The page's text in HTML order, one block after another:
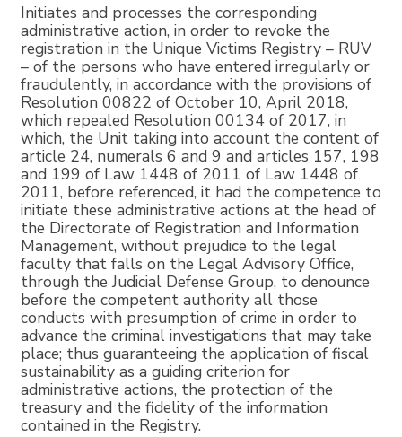
Initiates and processes the corresponding
administrative action, in order to revoke the
registration in the Unique Victims Registry – RUV
– of the persons who have entered irregularly or
fraudulently, in accordance with the provisions of
Resolution 00822 of October 10, April 2018,
which repealed Resolution 00134 of 2017, in
which, the Unit taking into account the content of
article 24, numerals 6 and 9 and articles 157, 198
and 199 of Law 1448 of 2011 of Law 1448 of
2011, before referenced, it had the competence to
initiate these administrative actions at the head of
the Directorate of Registration and Information
Management, without prejudice to the legal
faculty that falls on the Legal Advisory Office,
through the Judicial Defense Group, to denounce
before the competent authority all those
conducts with presumption of crime in order to
advance the criminal investigations that may take
place; thus guaranteeing the application of fiscal
sustainability as a guiding criterion for
administrative actions, the protection of the
treasury and the fidelity of the information
contained in the Registry.